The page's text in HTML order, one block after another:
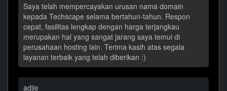
Saya telah mempercayakan urusan nama domain
kepada Techscape selama bertahun-tahun. Respon
cepat, fasilitas lengkap dengan harga terjangkau
merupakan hal yang sangat jarang saya temui di
perusahaan hosting lain. Terima kasih atas segala
layanan terbaik yang telah diberikan :)
adjie